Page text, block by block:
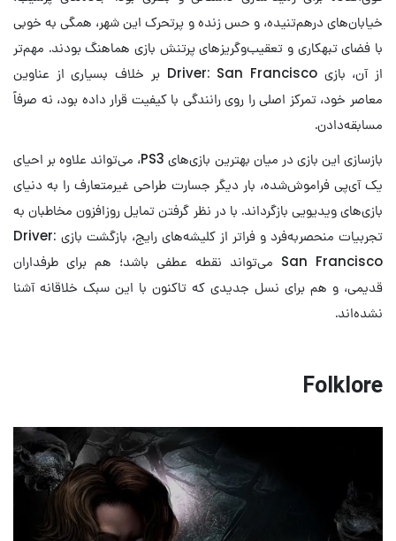
خیابان‌های درهم‌تنیده، و حس زنده و پرتحرک این شهر، همگی به خوبی
با فضای تبهکاری و تعقیب‌وگریزهای پرتنش بازی هماهنگ بودند. مهم‌تر
از آن، بازی Driver: San Francisco بر خلاف بسیاری از عناوین
معاصر خود، تمرکز اصلی را روی رانندگی با کیفیت قرار داده بود، نه صرفاً
مسابقه‌دادن.
بازسازی این بازی در میان بهترین بازی‌های PS3، می‌تواند علاوه بر احیای
یک آی‌پی فراموش‌شده، بار دیگر جسارت طراحی غیرمتعارف را به دنیای
بازی‌های ویدیویی بازگرداند. با در نظر گرفتن تمایل روزافزون مخاطبان به
تجربیات منحصربه‌فرد و فراتر از کلیشه‌های رایج، بازگشت بازی Driver:
San Francisco می‌تواند نقطه عطفی باشد؛ هم برای طرفداران
قدیمی، و هم برای نسل جدیدی که تاکنون با این سبک خلاقانه آشنا
نشده‌اند.
Folklore